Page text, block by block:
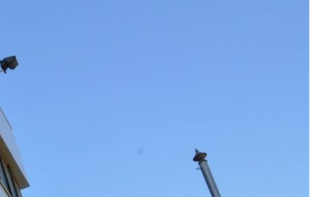
Le retour à la réalité est brutal pour Luca Zidane. Après une Coupe
du monde 2026 marquée par des critiques acerbes et une perte de
confiance, le portier franco-algérien voit son statut vaciller
également en Espagne.